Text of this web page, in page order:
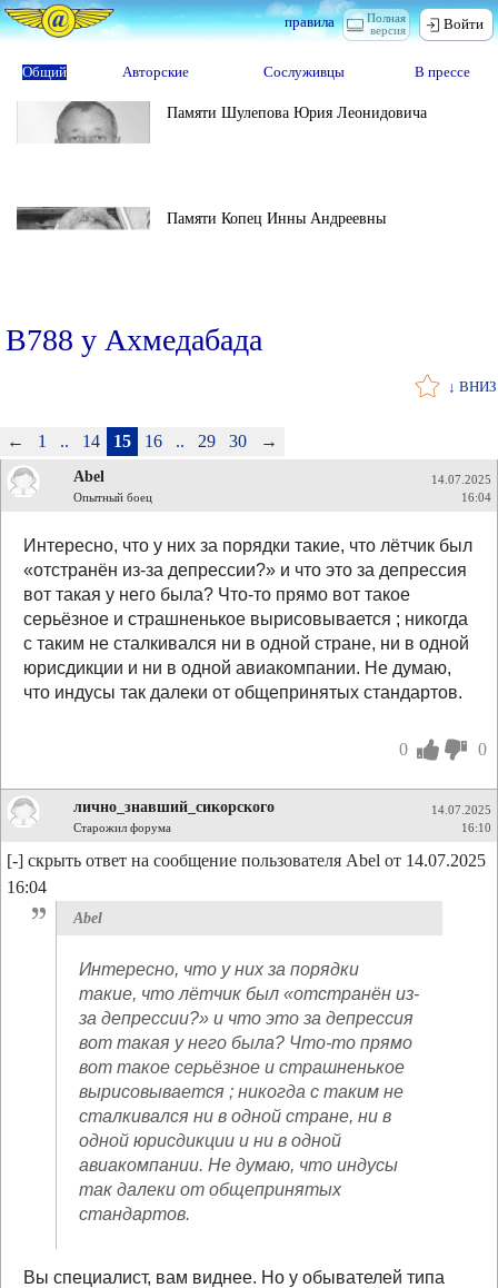
Полная
версия
правила Войти
Общий Авторские Сослуживцы В прессе
Памяти Шулепова Юрия Леонидовича
Памяти Копец Инны Андреевны
B788 у Ахмедабада
↓ ВНИЗ
← 1 .. 14 15 16 .. 29 30 →
Abel
Опытный боец
14.07.2025
16:04
Интересно, что у них за порядки такие, что лётчик был
«отстранён из-за депрессии?» и что это за депрессия
вот такая у него была? Что-то прямо вот такое
серьёзное и страшненькое вырисовывается ; никогда
с таким не сталкивался ни в одной стране, ни в одной
юрисдикции и ни в одной авиакомпании. Не думаю,
что индусы так далеки от общепринятых стандартов.
0 0
лично_знавший_сикорского
Старожил форума
14.07.2025
16:10
[-] скрыть ответ на сообщение пользователя Abel от 14.07.2025
16:04
Abel
Интересно, что у них за порядки
такие, что лётчик был «отстранён из-
за депрессии?» и что это за депрессия
вот такая у него была? Что-то прямо
вот такое серьёзное и страшненькое
вырисовывается ; никогда с таким не
сталкивался ни в одной стране, ни в
одной юрисдикции и ни в одной
авиакомпании. Не думаю, что индусы
так далеки от общепринятых
стандартов.
Вы специалист, вам виднее. Но у обывателей типа